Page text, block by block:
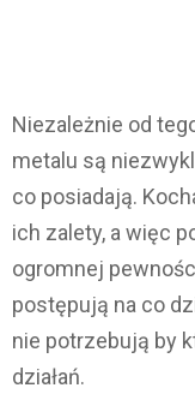
Niezależnie od
metalu są
co posiadają.
ich zalety, a więc
ogromnej
postępują na co
nie potrzebują by
działań.